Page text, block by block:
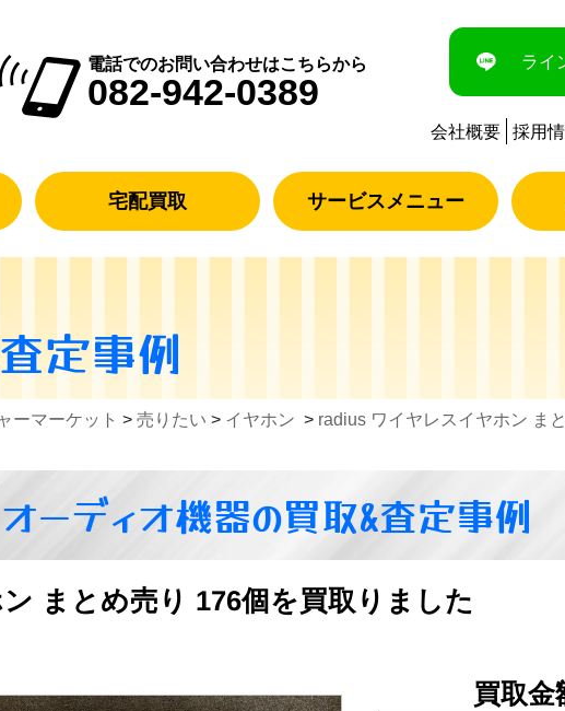
電話でのお問い合わせはこちらから
082-942-0389
ライ
会社概要 採用
宅配買取 サービスメニュー
定事例
ーマーケット > 売りたい > イヤホン > radius ワイヤレスイヤホン ま
オーディオ機器の買取&査定事例
まとめ売り 176個を買取りました
買取金